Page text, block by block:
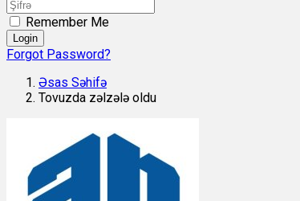
Remember Me
Login
Forgot Password?
Əsas Səhifə
Tovuzda zəlzələ oldu